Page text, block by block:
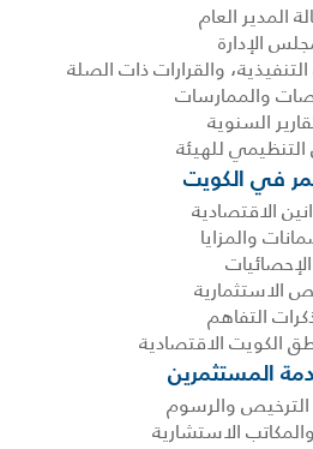
المدير العام
الإدارة
التنفيذية، والقرارات ذات الصلة
والممارسات
السنوية
التنظيمي للهيئة
في الكويت
الاقتصادية
والمزايا
الإحصائيات
الاستثمارية
التفاهم
المستثمرين
الترخيص والرسوم
الاستشارية